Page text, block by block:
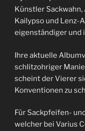
Künstler Sackwahn,
Kailypso und Lenz-
eigenständiger und
Ihre aktuelle
schlitzohriger
scheint der Vierer
Konventionen zu
Für Sackpfeifen-
welcher bei Varius